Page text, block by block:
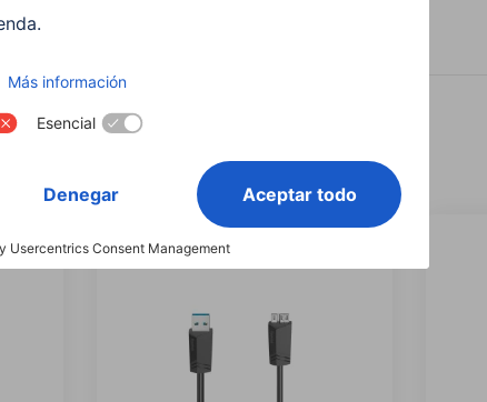
Delete all filters